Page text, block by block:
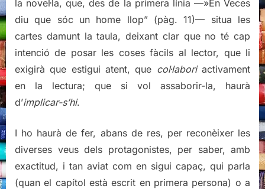
la novel·la, que, des de la primera línia —»En Veces
diu que sóc un home llop”(pàg. 11)— situa les
cartes damunt la taula, deixant clar que no té cap
intenció de posar les coses fàcils al lector, que li
exigirà que estigui atent, que col·laboriactivament
en la lectura; que si vol assaborir-la, haurà
d’implicar-s’hi.
I ho haurà de fer, abans de res, per reconèixer les
diverses veus dels protagonistes, per saber, amb
exactitud, i tan aviat com en sigui capaç, qui parla
(quan el capítol està escrit en primera persona) o a